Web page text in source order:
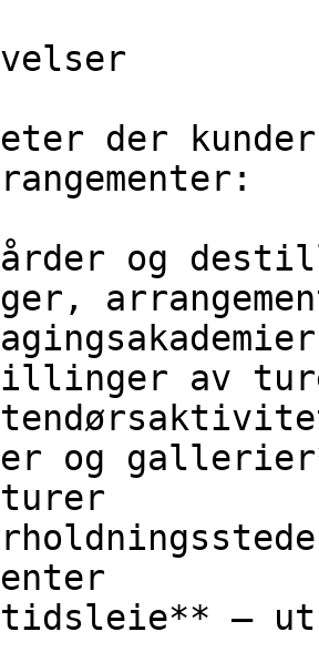
der
og
av
og
turer
—